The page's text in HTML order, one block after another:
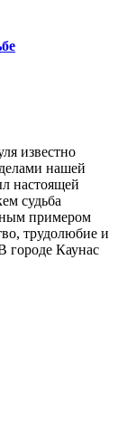
известно
нашей
настоящей
судьба
примером
трудолюбие и
городе Каунас